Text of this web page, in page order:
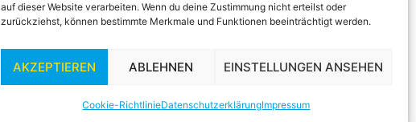
auf dieser Website verarbeiten. Wenn du deine Zustimmung nicht erteilst oder
zurückziehst, können bestimmte Merkmale und Funktionen beeinträchtigt werden.
AKZEPTIEREN ABLEHNEN EINSTELLUNGEN ANSEHEN
Cookie-RichtlinieDatenschutzerklärungImpressum